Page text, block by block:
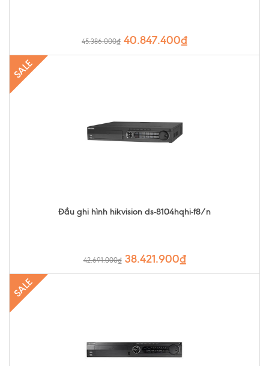
45.386.000₫ 40.847.400₫
SALE
Đầu ghi hình hikvision ds-8104hqhi-f8/n
42.691.000₫ 38.421.900₫
SALE